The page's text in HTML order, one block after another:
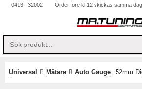
0413 - 32002 Order före kl 12 skickas samma dag
Universal Mätare Auto Gauge 52mm